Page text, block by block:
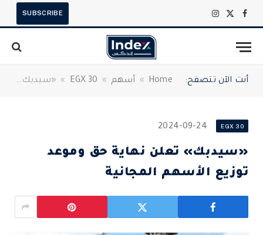
فيسبوك
X
الانستغرام
SUBSCRIBE
أنت الآن تتصفح: Home
» أسهم »
EGX 30
» «سيدبك» تعلن نهاية حق وموعد توزيع الأسهم المجانية
EGX 30
2024-09-24
«سيدبك» تعلن نهاية حق وموعد
توزيع الأسهم المجانية